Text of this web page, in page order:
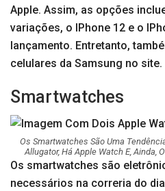
Apple. Assim, as opções
variações, o IPhone 12 e o
lançamento. Entretanto,
celulares da Samsung no site.
Smartwatches
Os Smartwatches São Uma
Allugator, Há Apple Watch E, Ainda,
Os smartwatches são
necessários na correria do